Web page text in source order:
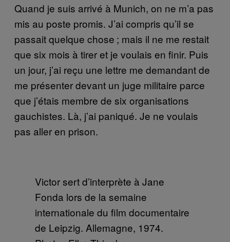
Quand je suis arrivé à Munich, on ne m’a pas
mis au poste promis. J’ai compris qu’il se
passait quelque chose ; mais il ne me restait
que six mois à tirer et je voulais en finir. Puis
un jour, j’ai reçu une lettre me demandant de
me présenter devant un juge militaire parce
que j’étais membre de six organisations
gauchistes. Là, j’ai paniqué. Je ne voulais
pas aller en prison.
Victor sert d’interprète à Jane
Fonda lors de la semaine
internationale du film documentaire
de Leipzig. Allemagne, 1974.